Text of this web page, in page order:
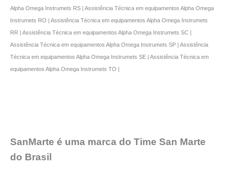
Alpha Omega Instrumets RS | Assistência Técnica em equipamentos Alpha Omega
Instrumets RO | Assistência Técnica em equipamentos Alpha Omega Instrumets
RR | Assistência Técnica em equipamentos Alpha Omega Instrumets SC |
Assistência Técnica em equipamentos Alpha Omega Instrumets SP | Assistência
Técnica em equipamentos Alpha Omega Instrumets SE | Assistência Técnica em
equipamentos Alpha Omega Instrumets TO |
SanMarte é uma marca do Time San Marte
do Brasil